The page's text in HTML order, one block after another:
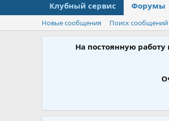
Клубный сервис Форумы
Новые сообщения Поиск сообщений
На постоянную